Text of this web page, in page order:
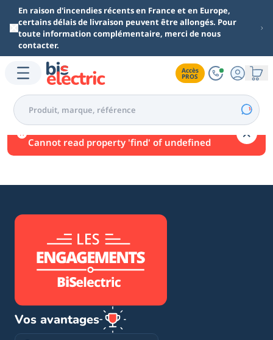
Aller au contenu principal
En raison d'incendies récents en France et en Europe,
certains délais de livraison peuvent être allongés. Pour
toute information complémentaire, merci de nous
contacter.
Accès
PROS
Une erreur est survenue.
Cannot read property 'find' of undefined
Vos avantages